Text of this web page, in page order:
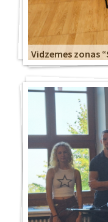
Vidzemes zonas